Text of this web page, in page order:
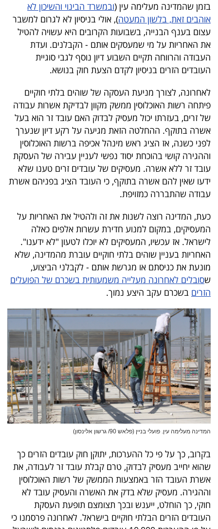
המילון
הכלכלי
פודקאסט
40
UNDER
40
שיתופי
פעולה
דרושים
ניוזלטרים
מייל
אדום
פרסמו
באייס
עקבו
אחרינו:
בזמן שהמדינה מעלימה עין (ובמשרד הבינוי והשיכון לא
אוהבים זאת, בלשון המעטה), אולי בניסיון לא לגרום למשבר
עצום בענף הבנייה, בשבועות הקרובים היא עשויה להטיל
את האחריות על מי שמעסקים אותם - הקבלנים. ועדת
העבודה והרווחה תקיים השבוע דיון נוסף לגבי סוגיית
העובדים הזרים בניסיון לקדם הצעת חוק בנושא.
לאחרונה, לצורך מניעת העסקה של שוהים בלתי חוקיים
פיתחה רשות האוכלוסין ממשק מקוון לבדיקת אשרות עבודה
של זרים, בעזרתו יכול מעסיק לבדוק האם עובד זר הוא בעל
אשרה בתוקף. ההחלטה הזאת מגיעה על רקע דיון שנערך
לפני כשנה, אז הציג ראש מינהל אכיפה ברשות האוכלוסין
וההגירה קושי בהוכחת יסוד נפשי לעניין עבירה של העסקת
עובד זר ללא אשרה. מעסיקים של עובדים זרים טענו שלא
ידעו שאין להם אשרה בתוקף, כי העובד הציג בפניהם אשרת
עבודה שהתבררה כמזויפת.
כעת, המדינה רוצה לשנות את זה ולהטיל את האחריות על
המעסיקים, במקום למנוע חדירת עשרות אלפים כאלה
לישראל. אז עכשיו, המעסיקים לא יוכלו לטעון "לא ידענו".
האחריות בעניין שוהים בלתי חוקיים עוברת מהמדינה, שלא
מונעת את כניסתם או מגרשת אותם - לקבלני הביצוע,
שסובלים לאחרונה מעלייה משמעותית בשכרם של הפועלים
הזרים בשכרם עקב היצע נמוך.
המדינה מעלימה עין. פועלי בניין (פלאש 90/ גרשון אלינסון)
בקרוב, כך על פי כל ההערכות, יתוקן חוק עובדים הזרים כך
שהוא יחייב מעסיק לבדוק, טרם קבלת עובד זר לעבודה, את
אשרת העובד הזר באמצעות הממשק של רשות האוכלוסין
וההגירה. מעסיק שלא בדק את האשרה והעסיק עובד לא
חוקי, כך הוחלט, ייענש ובכך תצומצם תופעת העסקת
העובדים הזרים הבלתי חוקיים בישראל. לאחרונה פרסמנו כי